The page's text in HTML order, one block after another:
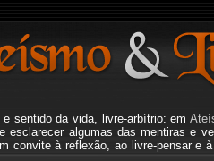
e sentido da vida, livre-arbítrio: em
esclarecer algumas das mentiras e
convite à reflexão, ao livre-pensar e